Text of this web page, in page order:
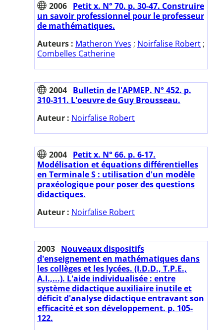
2006 Petit x. N° 70. p. 30-47. Construire
un savoir professionnel pour le professeur
de mathématiques.
Auteurs : Matheron Yves ; Noirfalise Robert ;
Combelles Catherine
2004 Bulletin de l'APMEP. N° 452. p.
310-311. L'oeuvre de Guy Brousseau.
Auteur : Noirfalise Robert
2004 Petit x. N° 66. p. 6-17.
Modélisation et équations différentielles
en Terminale S : utilisation d'un modèle
praxéologique pour poser des questions
didactiques.
Auteur : Noirfalise Robert
2003 Nouveaux dispositifs
d'enseignement en mathématiques dans
les collèges et les lycées. (I.D.D., T.P.E.,
A.I.,...). L'aide individualisée : entre
système didactique auxiliaire inutile et
déficit d'analyse didactique entravant son
efficacité et son développement. p. 105-
122.